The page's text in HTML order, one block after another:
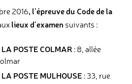
2016, l’épreuve du Code de la
lieux d’examen suivants :
LA POSTE COLMAR : 8, allée
LA POSTE MULHOUSE : 33, rue